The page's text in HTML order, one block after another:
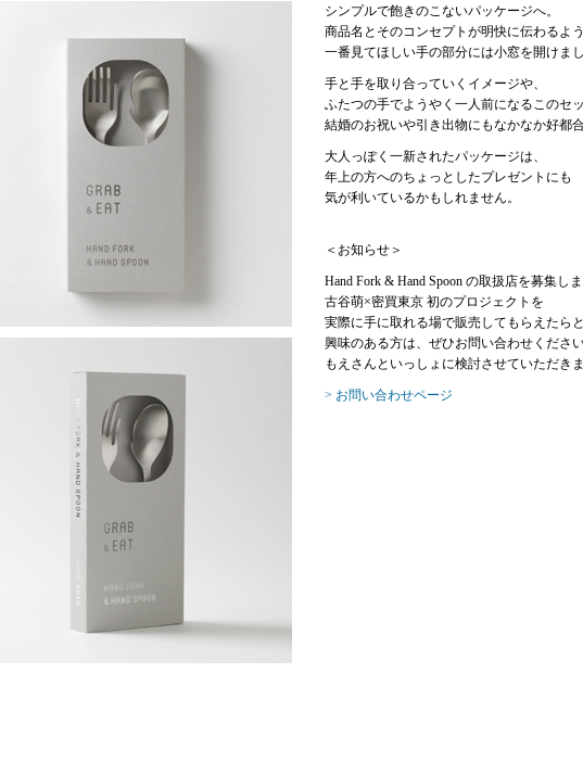
シンプルで飽きのこないパッケージへ。
商品名とそのコンセプトが明快に伝わるよう
一番見てほしい手の部分には小窓を開けまし
手と手を取り合っていくイメージや、
ふたつの手でようやく一人前になるこのセッ
結婚のお祝いや引き出物にもなかなか好都合
大人っぽく一新されたパッケージは、
年上の方へのちょっとしたプレゼントにも
気が利いているかもしれません。
＜お知らせ＞
Hand Fork & Hand Spoon の取扱店を募集しま
古谷萌×密買東京 初のプロジェクトを
実際に手に取れる場で販売してもらえたらと
興味のある方は、ぜひお問い合わせください
もえさんといっしょに検討させていただきま
> お問い合わせページ